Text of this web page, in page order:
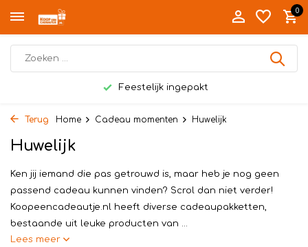
0
Feestelijk ingepakt
Terug Home Cadeau momenten Huwelijk
Huwelijk
Ken jij iemand die pas getrouwd is, maar heb je nog geen
passend cadeau kunnen vinden? Scrol dan niet verder!
Koopeencadeautje.nl heeft diverse cadeaupakketten,
bestaande uit leuke producten van ...
Lees meer